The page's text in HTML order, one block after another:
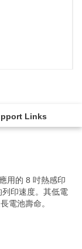
Links
用的 8 吋熱感印
印速度。其低電
電池壽命。